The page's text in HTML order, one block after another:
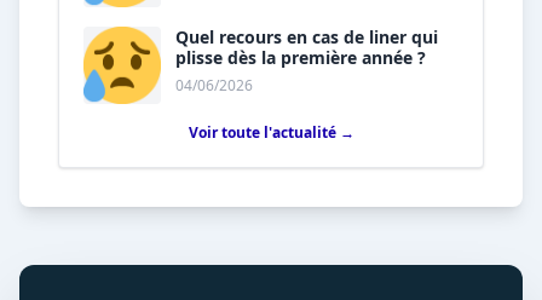
Quel recours en cas de liner qui
plisse dès la première année ?
04/06/2026
Voir toute l'actualité →